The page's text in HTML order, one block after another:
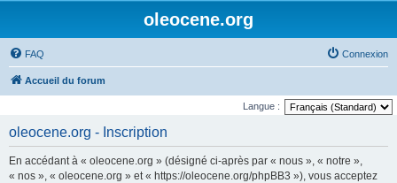
oleocene.org
FAQ Connexion
Accueil du forum
Langue :
oleocene.org - Inscription
En accédant à « oleocene.org » (désigné ci-après par « nous », « notre »,
« nos », « oleocene.org » et « https://oleocene.org/phpBB3 »), vous acceptez